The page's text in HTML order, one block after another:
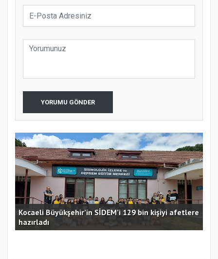
YORUMU GÖNDER
Kocaeli Büyükşehir’in SİDEM’i 129 bin kişiyi afetlere
hazırladı